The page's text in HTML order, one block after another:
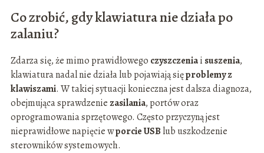
Co zrobić, gdy klawiatura nie działa po
zalaniu?
Zdarza się, że mimo prawidłowego czyszczeniai suszenia,
klawiatura nadal nie działa lub pojawiają sięproblemy z
klawiszami. W takiej sytuacji konieczna jest dalsza diagnoza,
obejmująca sprawdzeniezasilania, portów oraz
oprogramowania sprzętowego. Często przyczyną jest
nieprawidłowe napięcie wporcie USB lub uszkodzenie
sterowników systemowych.